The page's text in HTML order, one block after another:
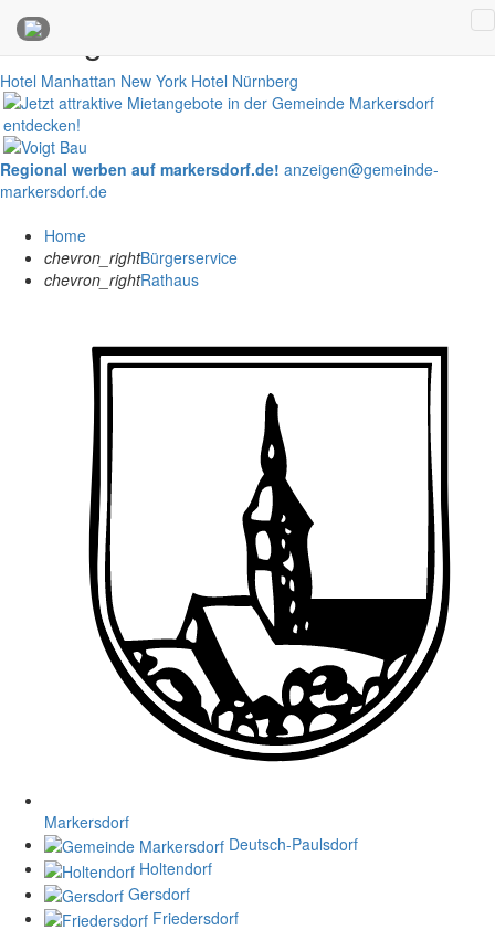
Anzeigen
Hotel Manhattan New York Hotel Nürnberg
Regional werben auf markersdorf.de! anzeigen@gemeinde-
markersdorf.de
Home
chevron_rightBürgerservice
chevron_rightRathaus
Markersdorf
Deutsch-Paulsdorf
Holtendorf
Gersdorf
Friedersdorf